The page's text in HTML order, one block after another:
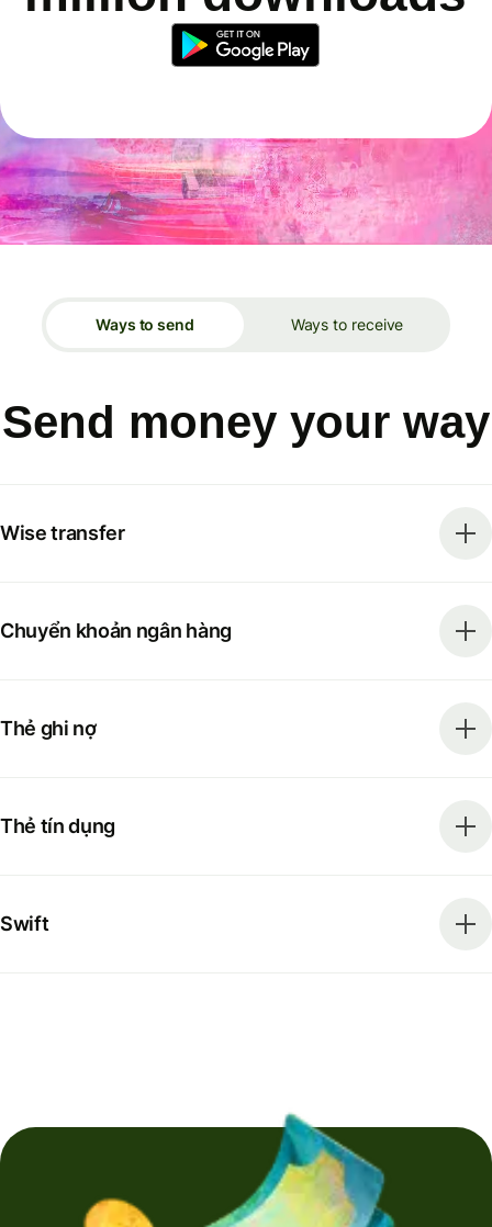
Ways to send Ways to receive
Send money your way
Wise transfer
Chuyển khoản ngân hàng
Thẻ ghi nợ
Thẻ tín dụng
Swift